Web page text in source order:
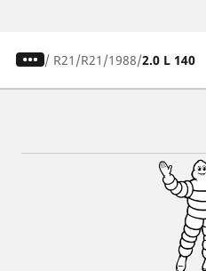
/ R21 R21 1988 2.0 L 140